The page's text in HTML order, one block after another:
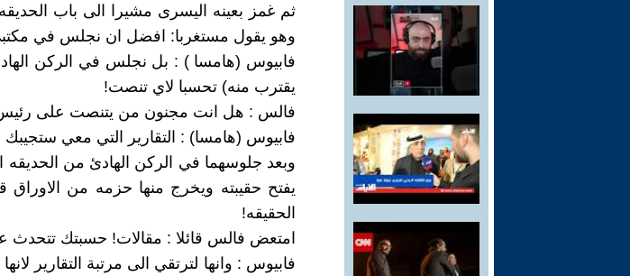
ثم غمز بعينه اليسرى مشيرا الى باب
وهو يقول مستغربا: افضل ان نجلس في
فابيوس (هامسا ) : بل نجلس في الركن
يقترب منه) تحسبا لاي تنصت!
فالس : هل انت مجنون من يتنصت على رئيس
فابيوس (هامسا) : التقارير التي معي ستجيبك
وبعد جلوسهما في الركن الهادئ من
يفتح حقيبته ويخرج منها حزمه من
الحقيقه!
امتعض فالس قائلا : مقالات! حسبتك تتحدث
فابيوس : وانها لترتقي الى مرتبة التقارير